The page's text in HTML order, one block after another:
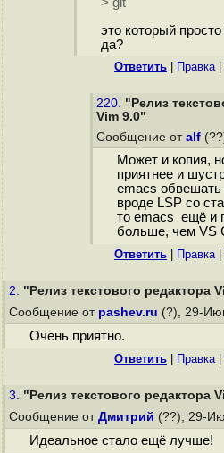
> git
это который
да?
Ответить Правка|
220. "Релиз
Vim 9.0"
Сообщение от alf
Может и копия,
приятнее и
emacs
вроде LSP со
то emacs ещё и
больше, чем VS
Ответить Правка|
2. "Релиз текстового редактора
Сообщение от pashev.ru (?), 29-
Очень приятно.
Ответить Правка|
3. "Релиз текстового редактора
Сообщение от Дмитрий (??), 29-
Идеальное стало ещё лучше!